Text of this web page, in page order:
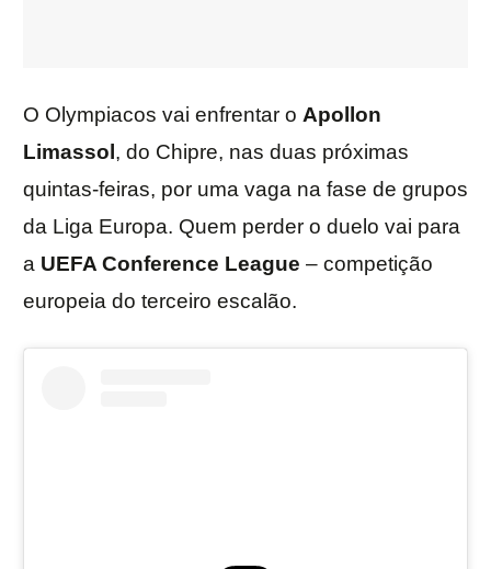
O Olympiacos vai enfrentar o Apollon
Limassol , do Chipre, nas duas próximas
quintas-feiras, por uma vaga na fase de grupos
da Liga Europa. Quem perder o duelo vai para
a UEFA Conference League – competição
europeia do terceiro escalão.